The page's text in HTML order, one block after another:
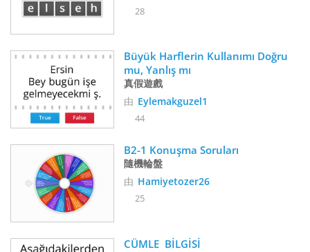
28
Büyük Harflerin Kullanımı Doğru
mu, Yanlış mı
真假遊戲
由 Eylemakguzel1
44
B2-1 Konuşma Soruları
隨機輪盤
由 Hamiyetozer26
25
CÜMLE  BİLGİSİ